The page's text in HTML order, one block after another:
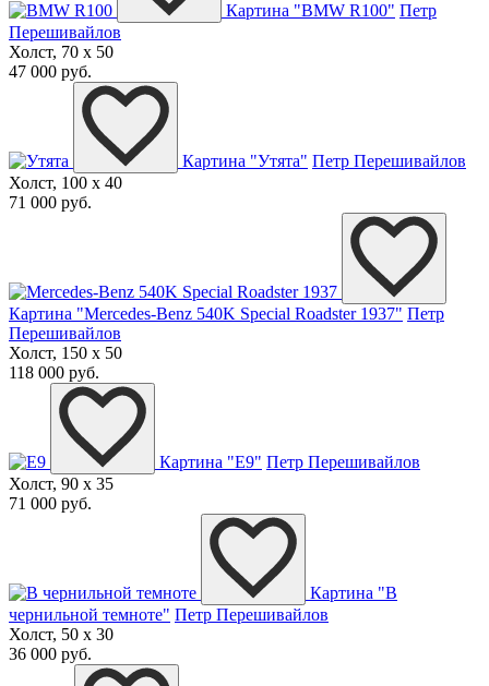
Картина "BMW R100" Петр
Перешивайлов
Холст, 70 x 50
47 000 руб.
Картина "Утята" Петр Перешивайлов
Холст, 100 x 40
71 000 руб.
Картина "Mercedes-Benz 540K Special Roadster 1937" Петр
Перешивайлов
Холст, 150 x 50
118 000 руб.
Картина "E9" Петр Перешивайлов
Холст, 90 x 35
71 000 руб.
Картина "В
чернильной темноте" Петр Перешивайлов
Холст, 50 x 30
36 000 руб.